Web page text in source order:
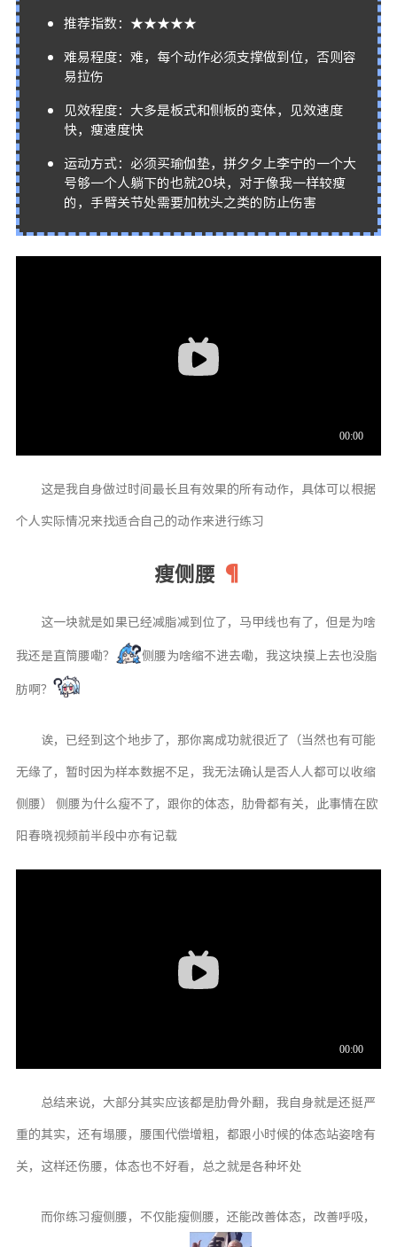
推荐指数：★★★★★
难易程度：难，每个动作必须支撑做到位，否则容
易拉伤
见效程度：大多是板式和侧板的变体，见效速度
快，瘦速度快
运动方式：必须买瑜伽垫，拼夕夕上李宁的一个大
号够一个人躺下的也就20块，对于像我一样较瘦
的，手臂关节处需要加枕头之类的防止伤害
这是我自身做过时间最长且有效果的所有动作，具体可以根据
个人实际情况来找适合自己的动作来进行练习
瘦侧腰
这一块就是如果已经减脂减到位了，马甲线也有了，但是为啥
我还是直筒腰嘞？
侧腰为啥缩不进去嘞，我这块摸上去也没脂
肪啊？
诶，已经到这个地步了，那你离成功就很近了（当然也有可能
无缘了，暂时因为样本数据不足，我无法确认是否人人都可以收缩
侧腰） 侧腰为什么瘦不了，跟你的体态，肋骨都有关，此事情在欧
阳春晓视频前半段中亦有记载
总结来说，大部分其实应该都是肋骨外翻，我自身就是还挺严
重的其实，还有塌腰，腰围代偿增粗，都跟小时候的体态站姿啥有
关，这样还伤腰，体态也不好看，总之就是各种坏处
而你练习瘦侧腰，不仅能瘦侧腰，还能改善体态，改善呼吸，